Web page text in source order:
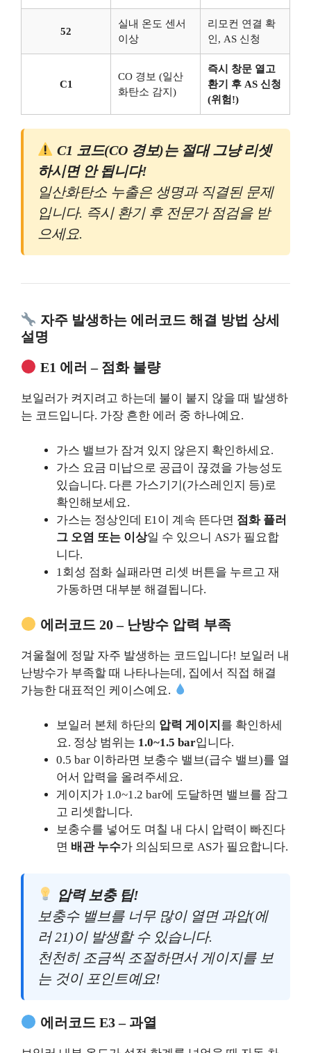
52
실내 온도 센서
이상
리모컨 연결 확
인, AS 신청
C1
CO 경보 (일산
화탄소 감지)
즉시 창문 열고
환기 후 AS 신청
(위험!)
C1 코드(CO 경보)는 절대 그냥 리셋
하시면 안 됩니다!
일산화탄소 누출은 생명과 직결된 문제
입니다. 즉시 환기 후 전문가 점검을 받
으세요.
자주 발생하는 에러코드 해결 방법 상세
설명
E1 에러 – 점화 불량
보일러가 켜지려고 하는데 불이 붙지 않을 때 발생하
는 코드입니다. 가장 흔한 에러 중 하나예요.
가스 밸브가 잠겨 있지 않은지 확인하세요.
가스 요금 미납으로 공급이 끊겼을 가능성도
있습니다. 다른 가스기기(가스레인지 등)로
확인해보세요.
가스는 정상인데 E1이 계속 뜬다면 점화 플러
그 오염 또는 이상일 수 있으니 AS가 필요합
니다.
1회성 점화 실패라면 리셋 버튼을 누르고 재
가동하면 대부분 해결됩니다.
에러코드 20 – 난방수 압력 부족
겨울철에 정말 자주 발생하는 코드입니다! 보일러 내
난방수가 부족할 때 나타나는데, 집에서 직접 해결
가능한 대표적인 케이스예요.
보일러 본체 하단의 압력 게이지 를 확인하세
요. 정상 범위는 1.0~1.5 bar입니다.
0.5 bar 이하라면 보충수 밸브(급수 밸브)를 열
어서 압력을 올려주세요.
게이지가 1.0~1.2 bar에 도달하면 밸브를 잠그
고 리셋합니다.
보충수를 넣어도 며칠 내 다시 압력이 빠진다
면 배관 누수가 의심되므로 AS가 필요합니다.
압력 보충 팁!
보충수 밸브를 너무 많이 열면 과압(에
러 21)이 발생할 수 있습니다.
천천히 조금씩 조절하면서 게이지를 보
는 것이 포인트예요!
에러코드 E3 – 과열